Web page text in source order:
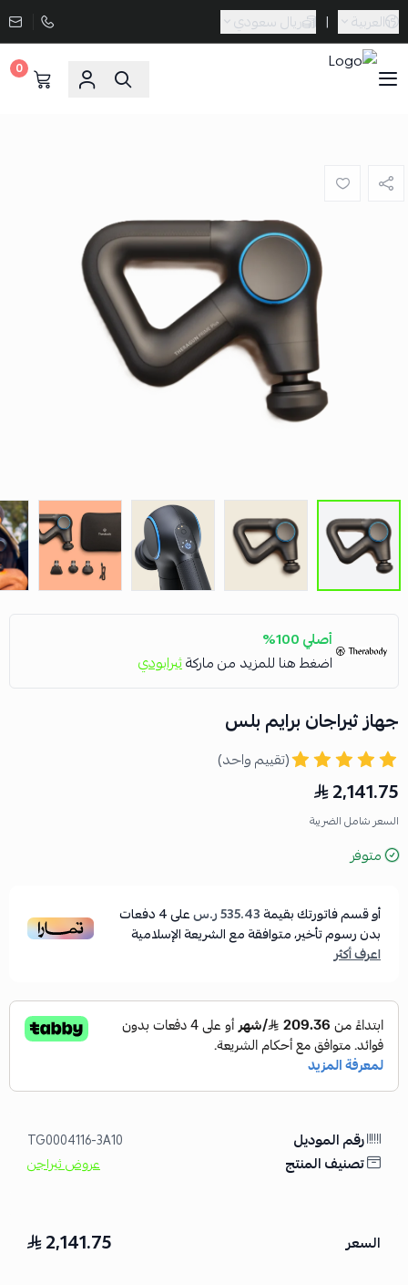
العربية | ريال سعودي
0
أصلي 100%
اضغط هنا للمزيد من ماركةثيرابودي
جهاز ثيراجان برايم بلس
(تقييم واحد)
2,141.75
السعر شامل الضريبة
متوفر
أو قسم فاتورتك بقيمة535.43 ر.س على4دفعات
بدون رسوم تأخير، متوافقة مع الشريعة الإسلامية
اعرف أكثر
رقم الموديل TG0004116-3A10
تصنيف المنتج عروض ثيراجن
السعر 2,141.75